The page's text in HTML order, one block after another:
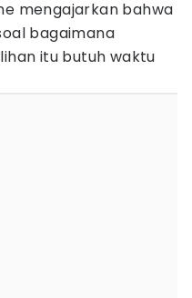
mengajarkan bahwa
bagaimana
itu butuh waktu